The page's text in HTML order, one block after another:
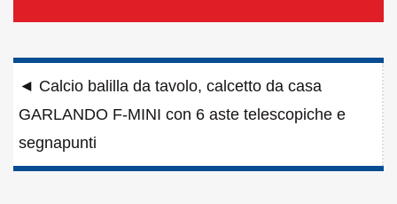
Navigazione
articoli
◄ Calcio balilla da tavolo, calcetto da casa
GARLANDO F-MINI con 6 aste telescopiche e
segnapunti